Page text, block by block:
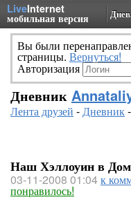
LiveInternet
мобильная версия
Вы были
страницы. Вернуться!
Авторизация
Дневник
Лента друзей -Дневник-
Наш Хэллоуин в
03-11-2008 01:04к
понравилось!